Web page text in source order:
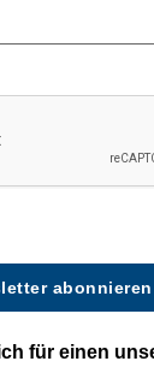
abonnieren
für einen